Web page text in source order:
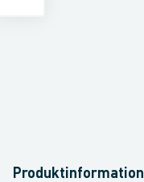
Produktinformation